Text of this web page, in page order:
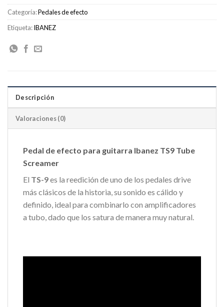
Categoría:Pedales de efecto
Etiqueta:IBANEZ
Descripción
Valoraciones (0)
Pedal de efecto para guitarra Ibanez TS9 Tube
Screamer
El TS-9es la reedición de uno de los pedales drive
más clásicos de la historia, su sonido es cálido y
definido, ideal para combinarlo con amplificadores
a tubo, dado que los satura de manera muy natural.